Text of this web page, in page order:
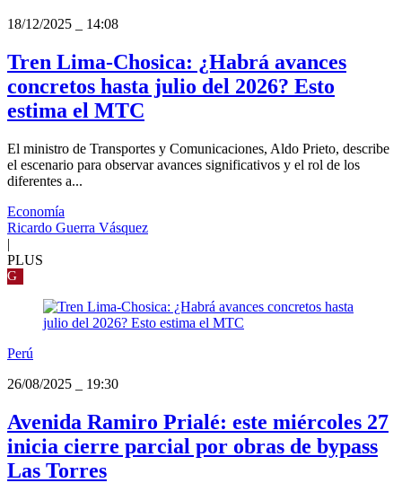
18/12/2025
14:08
Tren Lima-Chosica: ¿Habrá avances
concretos hasta julio del 2026? Esto
estima el MTC
El ministro de Transportes y Comunicaciones, Aldo Prieto, describe
el escenario para observar avances significativos y el rol de los
diferentes a...
Economía
Ricardo Guerra Vásquez
|
PLUS
G
Perú
26/08/2025
19:30
Avenida Ramiro Prialé: este miércoles 27
inicia cierre parcial por obras de bypass
Las Torres